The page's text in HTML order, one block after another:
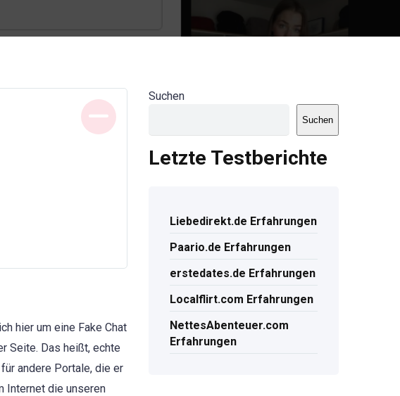
hier um eine Fake Chat
Seite. Das heißt, echte
andere Portale, die er
Internet die unseren
Suchen
Suchen
Letzte Testberichte
Liebedirekt.de Erfahrungen
Paario.de Erfahrungen
erstedates.de Erfahrungen
Localflirt.com Erfahrungen
NettesAbenteuer.com
Erfahrungen